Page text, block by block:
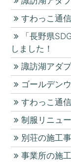
すわっこ通
「長野県
しました！
諏訪湖アダ
ゴールデン
すわっこ通
制服リニュ
別荘の施工
事業所の施